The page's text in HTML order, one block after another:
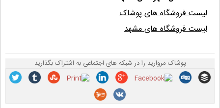
لیست فروشگاه های پوشاک
لیست فروشگاه های مشهد
پوشاک مروارید را در شبکه های اجتماعی به اشتراک بگذارید